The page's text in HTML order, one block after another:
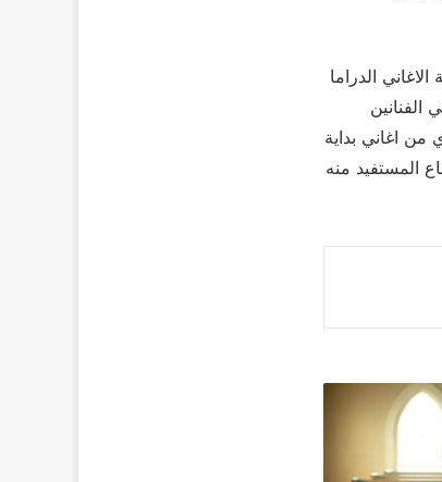
الدراما
اصدقائي الفنانين
من اغاني بداية
المستفيد منه